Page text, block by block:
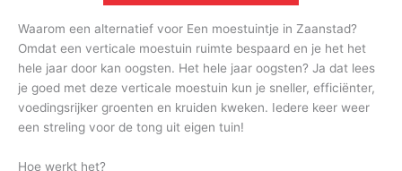
Waarom een alternatief voor Een moestuintje in Zaanstad?
Omdat een verticale moestuin ruimte bespaard en je het het
hele jaar door kan oogsten. Het hele jaar oogsten? Ja dat lees
je goed met deze verticale moestuin kun je sneller, efficiënter,
voedingsrijker groenten en kruiden kweken. Iedere keer weer
een streling voor de tong uit eigen tuin!
Hoe werkt het?